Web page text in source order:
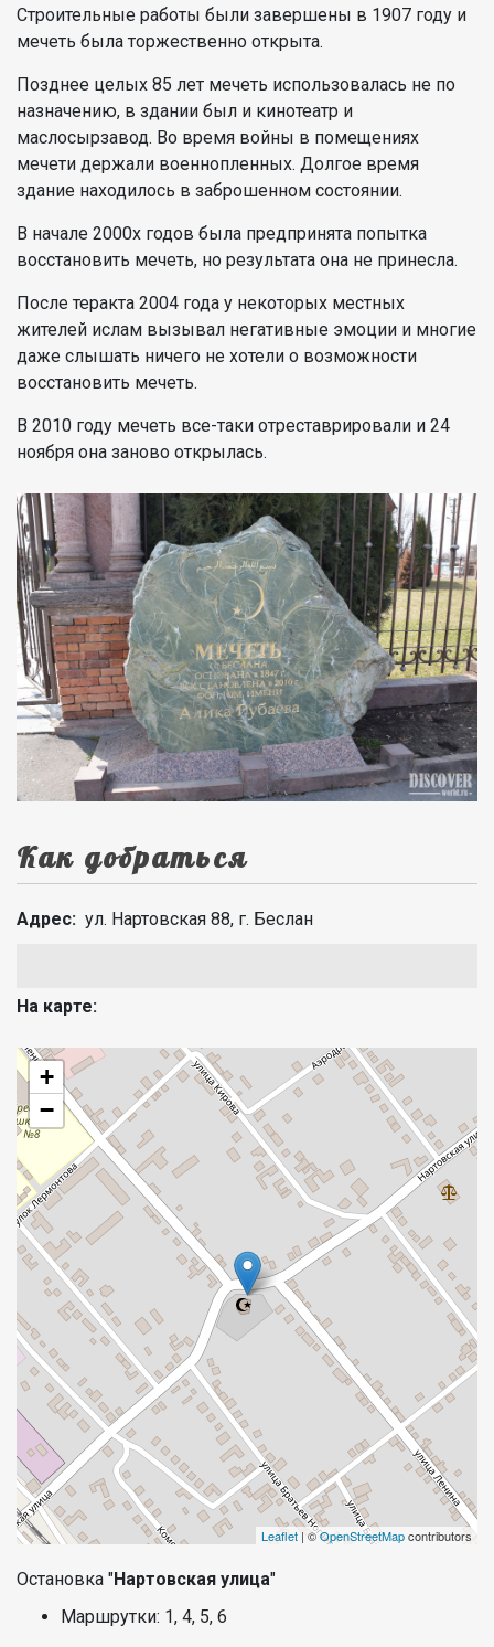
Строительные работы были завершены в 1907 году и
мечеть была торжественно открыта.
Позднее целых 85 лет мечеть использовалась не по
назначению, в здании был и кинотеатр и
маслосырзавод. Во время войны в помещениях
мечети держали военнопленных. Долгое время
здание находилось в заброшенном состоянии.
В начале 2000х годов была предпринята попытка
восстановить мечеть, но результата она не принесла.
После теракта 2004 года у некоторых местных
жителей ислам вызывал негативные эмоции и многие
даже слышать ничего не хотели о возможности
восстановить мечеть.
В 2010 году мечеть все-таки отреставрировали и 24
ноября она заново открылась.
Как добраться
Адрес: ул. Нартовская 88, г. Беслан
На карте:
+
−
Leaflet | ©OpenStreetMapcontributors
Остановка "Нартовская улица"
Маршрутки: 1, 4, 5, 6